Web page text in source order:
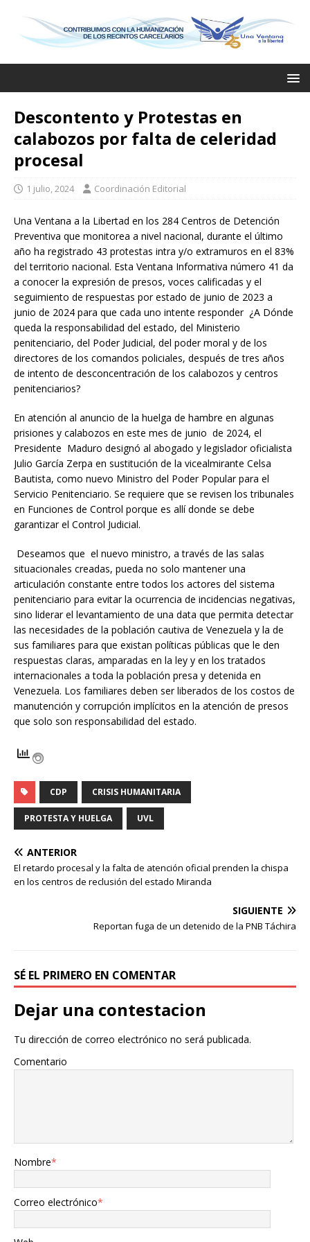
Descontento y Protestas en
calabozos por falta de celeridad
procesal
1 julio, 2024 Coordinación Editorial
Una Ventana a la Libertad en los 284 Centros de Detención
Preventiva que monitorea a nivel nacional, durante el último
año ha registrado 43 protestas intra y/o extramuros en el 83%
del territorio nacional. Esta Ventana Informativa número 41 da
a conocer la expresión de presos, voces calificadas y el
seguimiento de respuestas por estado de junio de 2023 a
junio de 2024 para que cada uno intente responder ¿A Dónde
queda la responsabilidad del estado, del Ministerio
penitenciario, del Poder Judicial, del poder moral y de los
directores de los comandos policiales, después de tres años
de intento de desconcentración de los calabozos y centros
penitenciarios?
En atención al anuncio de la huelga de hambre en algunas
prisiones y calabozos en este mes de junio de 2024, el
Presidente Maduro designó al abogado y legislador oficialista
Julio García Zerpa en sustitución de la vicealmirante Celsa
Bautista, como nuevo Ministro del Poder Popular para el
Servicio Penitenciario. Se requiere que se revisen los tribunales
en Funciones de Control porque es allí donde se debe
garantizar el Control Judicial.
Deseamos que el nuevo ministro, a través de las salas
situacionales creadas, pueda no solo mantener una
articulación constante entre todos los actores del sistema
penitenciario para evitar la ocurrencia de incidencias negativas,
sino liderar el levantamiento de una data que permita detectar
las necesidades de la población cautiva de Venezuela y la de
sus familiares para que existan políticas públicas que le den
respuestas claras, amparadas en la ley y en los tratados
internacionales a toda la población presa y detenida en
Venezuela. Los familiares deben ser liberados de los costos de
manutención y corrupción implícitos en la atención de presos
que solo son responsabilidad del estado.
CDP CRISIS HUMANITARIA
PROTESTA Y HUELGA UVL
ANTERIOR
El retardo procesal y la falta de atención oficial prenden la chispa
en los centros de reclusión del estado Miranda
SIGUIENTE
Reportan fuga de un detenido de la PNB Táchira
SÉ EL PRIMERO EN COMENTAR
Dejar una contestacion
Tu dirección de correo electrónico no será publicada.
Comentario
Nombre*
Correo electrónico*